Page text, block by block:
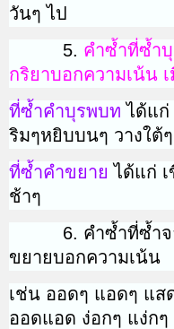
วันๆ ไป
5. คำซ้ำที่ซ้ำ
กริยาบอกความเน้น
ที่ซ้ำคำบุรพบทได้แก่
ริมๆหยิบบนๆ วางใต้ๆ
ที่ซ้ำคำขยายได้แก่
ช้าๆ
6. คำซ้ำที่ซ้ำ
ขยายบอกความเน้น
เช่น ออดๆ แอดๆ แส
ออดแอด ง่อกๆ แง่กๆ